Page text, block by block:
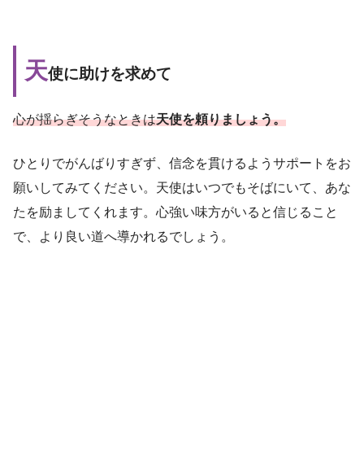
天使に助けを求めて
心が揺らぎそうなときは天使を頼りましょう。
ひとりでがんばりすぎず、信念を貫けるようサポートをお
願いしてみてください。天使はいつでもそばにいて、あな
たを励ましてくれます。心強い味方がいると信じること
で、より良い道へ導かれるでしょう。